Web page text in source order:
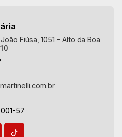
20
Fiúsa, 1051 - Alto da Boa
57